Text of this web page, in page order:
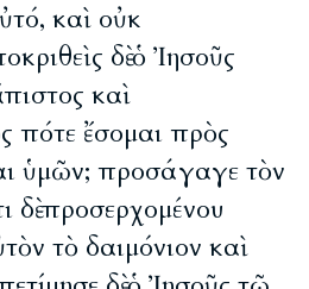
καὶ οὐκ
δὲ ὁ Ἰησοῦς
καὶ
πότε ἔσομαι πρὸς
ὑμῶν; προσάγαγε τὸν
δὲ προσερχομένου
τὸ δαιμόνιον καὶ